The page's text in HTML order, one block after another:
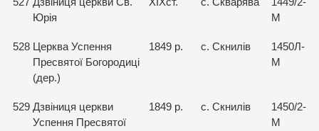
Юрія
М
528 Церква Успення
Пресвятої Богородиці
(дер.)
1849 р. с. Скнилів
1450Л-
М
529 Дзвіниця церкви
Успення Пресвятої
1849 р. с. Скнилів
1450/2-
М